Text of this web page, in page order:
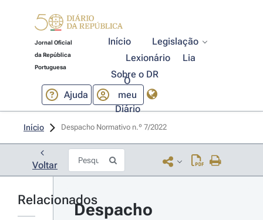
Jornal Oficial
da República
Portuguesa
Início
Legislação
Lexionário
Lia
Sobre o DR
Ajuda
O
meu
Diário
Início Despacho Normativo n.º 7/2022
Voltar
Relacionados
Despacho